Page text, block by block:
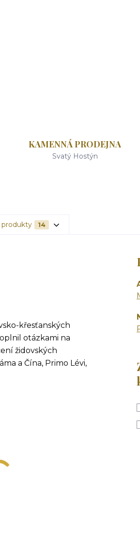
KAMENNÁ PRODEJNA
Svatý Hostýn
produkty 14
křesťanských
otázkami na
židovských
a Čína, Primo Lévi,